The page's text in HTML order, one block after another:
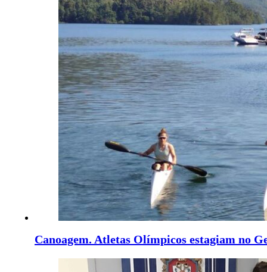
Canoagem. Atletas Olímpicos estagiam no